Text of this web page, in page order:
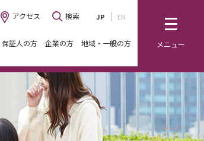
メニュー
検索 JP EN
アクセス
証人の方 企業の方 地域・一般の方